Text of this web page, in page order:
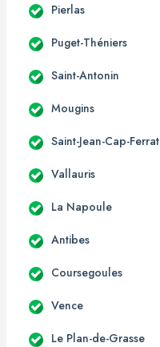
Pierlas
Puget-Théniers
Saint-Antonin
Mougins
Saint-Jean-Cap-Ferrat
Vallauris
La Napoule
Antibes
Coursegoules
Vence
Le Plan-de-Grasse